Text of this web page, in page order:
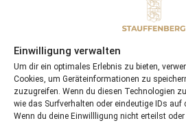
Einwilligung verwalten
Um dir ein optimales Erlebnis zu bieten,
Cookies, um Geräteinformationen zu
zuzugreifen. Wenn du diesen Technologien
wie das Surfverhalten oder eindeutige IDs auf
Wenn du deine Einwillligung nicht erteilst
+49 (0) 2599 740536